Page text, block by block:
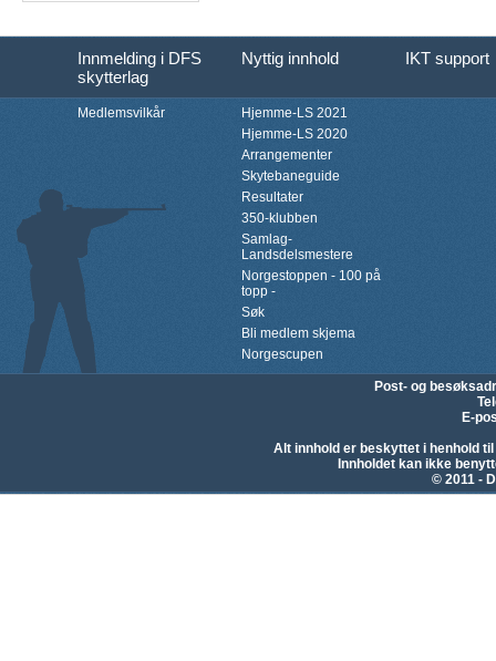
Innmelding i DFS
skytterlag
Nyttig innhold IKT support
Medlemsvilkår
Hjemme-LS 2021
Hjemme-LS 2020
Arrangementer
Skytebaneguide
Resultater
350-klubben
Samlag-
Landsdelsmestere
Norgestoppen - 100 på
topp -
Søk
Bli medlem skjema
Norgescupen
Post- og
E-
Alt innhold er beskyttet i henhold
Innholdet kan ikke
© 2011 -